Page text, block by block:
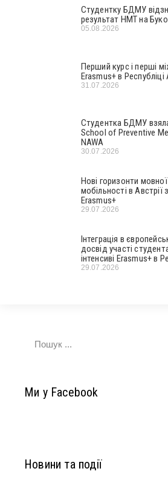
Студентку БДМУ
результат НМТ на
05.08.2026
Перший курс і перші
Erasmus+ в Республіці
31.07.2026
Студентка БДМУ
School of Preventive
NAWA
30.07.2026
Нові горизонти
мобільності в
Erasmus+
29.07.2026
Інтеграція в
досвід участі
інтенсиві Erasmus+ в
29.07.2026
Ми у Facebook
Новини та події